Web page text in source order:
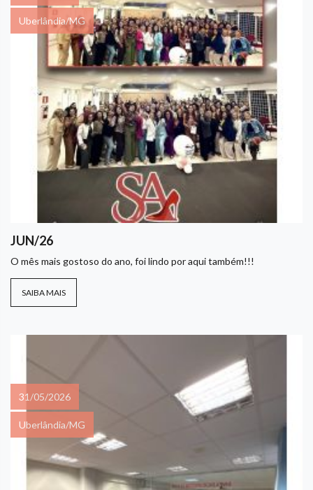
Uberlândia/MG
JUN/26
O mês mais gostoso do ano, foi lindo por aqui também!!!
SAIBA MAIS
31/05/2026
Uberlândia/MG